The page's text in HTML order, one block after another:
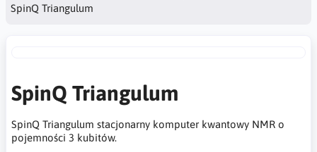
SpinQ Triangulum
SpinQ Triangulum
SpinQ Triangulum stacjonarny komputer kwantowy NMR o
pojemności 3 kubitów.